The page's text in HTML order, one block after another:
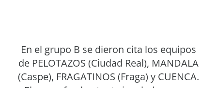
En el grupo B se dieron cita los equipos
de PELOTAZOS (Ciudad Real), MANDALA
(Caspe), FRAGATINOS (Fraga) y CUENCA.